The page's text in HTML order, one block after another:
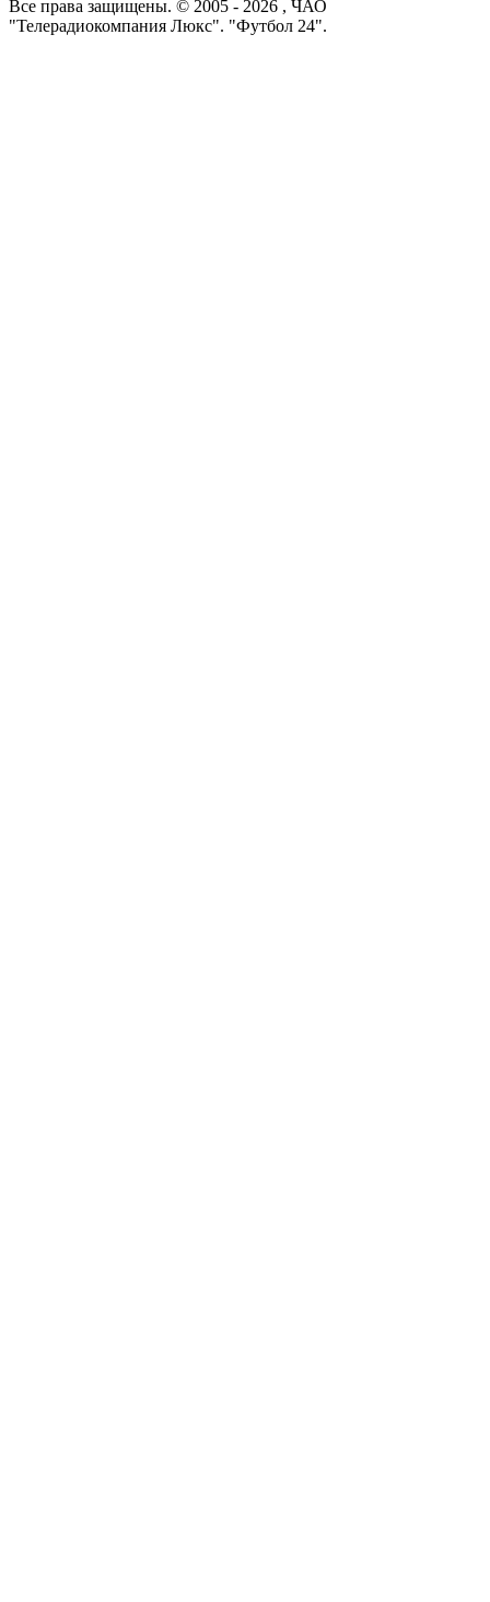
Все права защищены. © 2005 - 2026 , ЧАО
"Телерадиокомпания Люкс". "Футбол 24".